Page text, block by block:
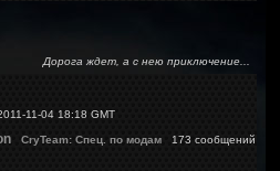
Дорога ждет, а с нею приключение...
11-04 18:18 GMT
CryTeam: Спец. по модам 173 сообщений